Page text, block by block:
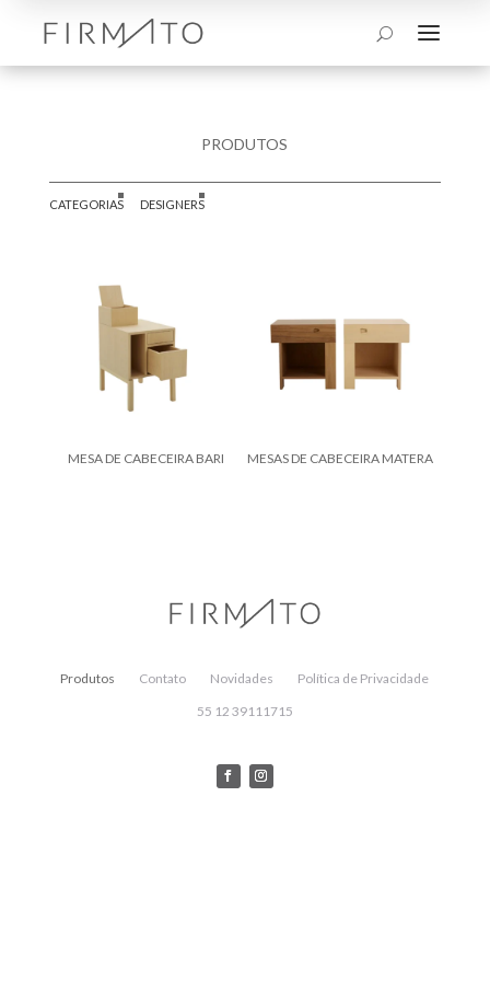
U a
PRODUTOS
CATEGORIAS DESIGNERS
MESA DE CABECEIRA BARI MESAS DE CABECEIRA MATERA
Produtos Contato Novidades
Política de Privacidade
55 12 39111715